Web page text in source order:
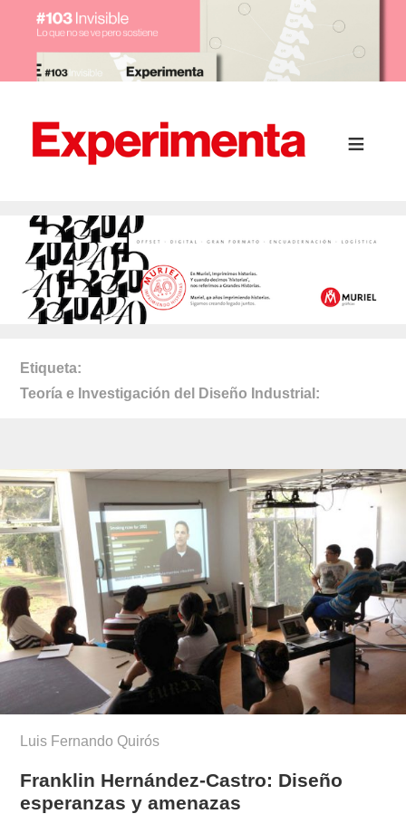
Etiqueta
Teoría e Investigación del Diseño Industrial
Luis Fernando Quirós
Franklin Hernández-Castro: Diseño
esperanzas y amenazas